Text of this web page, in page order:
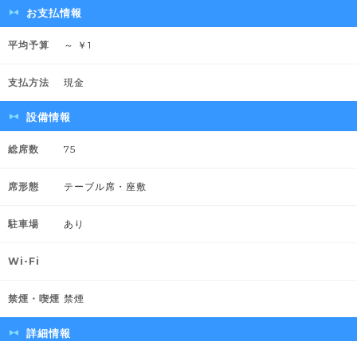
お支払情報
平均予算 ～ ￥1
支払方法 現金
設備情報
総席数 75
席形態 テーブル席・座敷
駐車場 あり
Wi-Fi
禁煙・喫煙 禁煙
詳細情報